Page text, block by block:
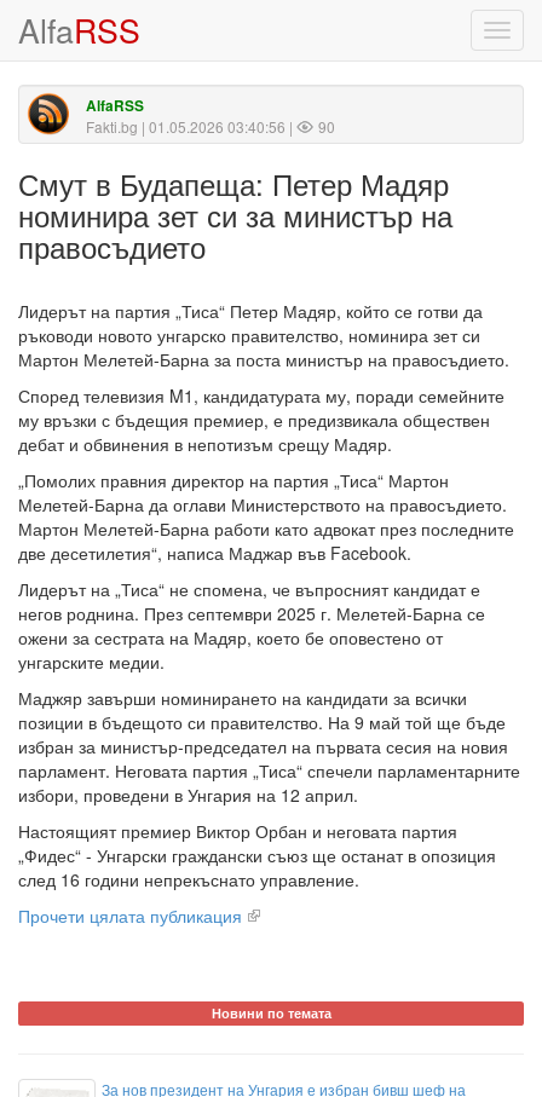
AlfaRSS
AlfaRSS
Fakti.bg | 01.05.2026 03:40:56 | 90
Смут в Будапеща: Петер Мадяр
номинира зет си за министър на
правосъдието
Лидерът на партия „Тиса“ Петер Мадяр, който се готви да
ръководи новото унгарско правителство, номинира зет си
Мартон Мелетей-Барна за поста министър на правосъдието.
Според телевизия M1, кандидатурата му, поради семейните
му връзки с бъдещия премиер, е предизвикала обществен
дебат и обвинения в непотизъм срещу Мадяр.
„Помолих правния директор на партия „Тиса“ Мартон
Мелетей-Барна да оглави Министерството на правосъдието.
Мартон Мелетей-Барна работи като адвокат през последните
две десетилетия“, написа Маджар във Facebook.
Лидерът на „Тиса“ не спомена, че въпросният кандидат е
негов роднина. През септември 2025 г. Мелетей-Барна се
ожени за сестрата на Мадяр, което бе оповестено от
унгарските медии.
Маджяр завърши номинирането на кандидати за всички
позиции в бъдещото си правителство. На 9 май той ще бъде
избран за министър-председател на първата сесия на новия
парламент. Неговата партия „Тиса“ спечели парламентарните
избори, проведени в Унгария на 12 април.
Настоящият премиер Виктор Орбан и неговата партия
„Фидес“ - Унгарски граждански съюз ще останат в опозиция
след 16 години непрекъснато управление.
Прочети цялата публикация
Новини по темата
За нов президент на Унгария е избран бивш шеф на